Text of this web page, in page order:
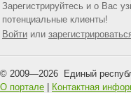
Зарегистрируйтесь и о Вас
потенциальные клиенты!
Войти или
© 2009—2026 Единый
О портале
Контактная